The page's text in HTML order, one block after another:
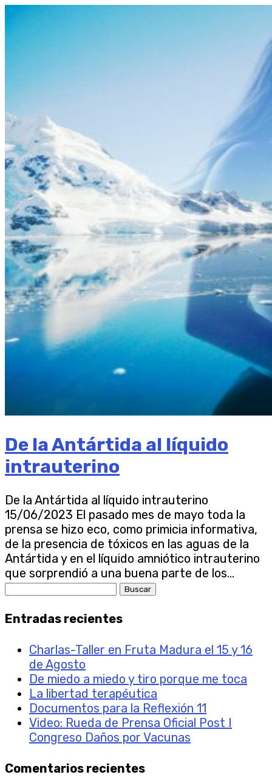
De la Antártida al líquido
intrauterino
De la Antártida al líquido intrauterino
15/06/2023 El pasado mes de mayo toda la
prensa se hizo eco, como primicia informativa,
de la presencia de tóxicos en las aguas de la
Antártida y en el líquido amniótico intrauterino
que sorprendió a una buena parte de los...
Buscar:
Entradas recientes
Charlas-Taller en Fruta Madura el 15 y 16
de Agosto
De miedo a miedo y tiro porque me toca
La libertad terapéutica
Documentos para la Reflexión 11
Video: Rueda de Prensa Oficial Post I
Congreso Daños por Vacunas
Comentarios recientes